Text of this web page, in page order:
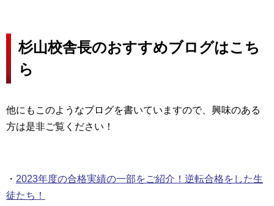
杉山校舎長のおすすめブログはこち
ら
他にもこのようなブログを書いていますので、興味のある
方は是非ご覧ください！
・ 2023年度の合格実績の一部をご紹介！逆転合格をした生
徒たち！